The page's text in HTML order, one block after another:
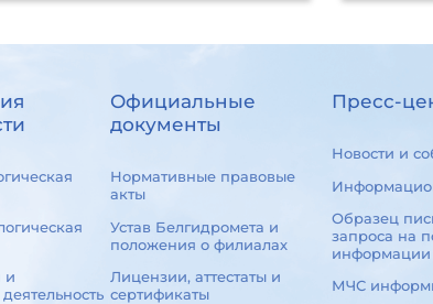
и
Официальные
документы
Нормативные правовые
акты
Устав Белгидромета и
положения о филиалах
Лицензии, аттестаты и
сертификаты
Пресс-
Новости и
Образец
запроса на
МЧС